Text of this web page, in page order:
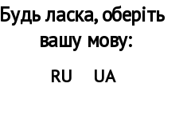
Будь ласка, оберіть
вашу мову:
RU UA